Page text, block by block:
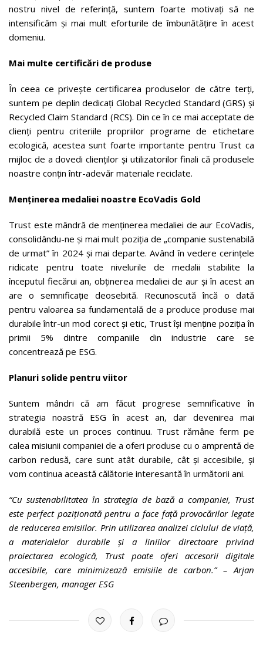
nostru nivel de referință, suntem foarte motivați să ne
intensificăm și mai mult eforturile de îmbunătățire în acest
domeniu.
Mai multe certificări de produse
În ceea ce privește certificarea produselor de către terți,
suntem pe deplin dedicați Global Recycled Standard (GRS) și
Recycled Claim Standard (RCS). Din ce în ce mai acceptate de
clienți pentru criteriile propriilor programe de etichetare
ecologică, acestea sunt foarte importante pentru Trust ca
mijloc de a dovedi clienților și utilizatorilor finali că produsele
noastre conțin într-adevăr materiale reciclate.
Menținerea medaliei noastre EcoVadis Gold
Trust este mândră de menținerea medaliei de aur EcoVadis,
consolidându-ne și mai mult poziția de „companie sustenabilă
de urmat” în 2024 și mai departe. Având în vedere cerințele
ridicate pentru toate nivelurile de medalii stabilite la
începutul fiecărui an, obținerea medaliei de aur și în acest an
are o semnificație deosebită. Recunoscută încă o dată
pentru valoarea sa fundamentală de a produce produse mai
durabile într-un mod corect și etic, Trust își menține poziția în
primii 5% dintre companiile din industrie care se
concentrează pe ESG.
Planuri solide pentru viitor
Suntem mândri că am făcut progrese semnificative în
strategia noastră ESG în acest an, dar devenirea mai
durabilă este un proces continuu. Trust rămâne ferm pe
calea misiunii companiei de a oferi produse cu o amprentă de
carbon redusă, care sunt atât durabile, cât și accesibile, și
vom continua această călătorie interesantă în următorii ani.
“Cu sustenabilitatea în strategia de bază a companiei, Trust
este perfect poziționată pentru a face față provocărilor legate
de reducerea emisiilor. Prin utilizarea analizei ciclului de viață,
a materialelor durabile și a liniilor directoare privind
proiectarea ecologică, Trust poate oferi accesorii digitale
accesibile, care minimizează emisiile de carbon.” – Arjan
Steenbergen, manager ESG